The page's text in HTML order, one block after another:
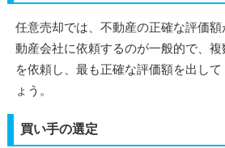
任意売却では、不動産の正確な評価
動産会社に依頼するのが一般的で、
を依頼し、最も正確な評価額を出し
ょう。
買い手の選定